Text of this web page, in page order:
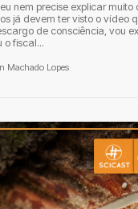
nem precise explicar muito
já devem ter visto o vídeo
de consciência, vou
o fiscal...
Machado Lopes